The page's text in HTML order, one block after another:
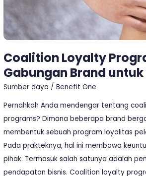
Coalition Loyalty
Gabungan Brand
Sumber daya /Benefit One
Pernahkah Anda mendengar tentang
programs? Dimana beberapa brand
membentuk sebuah program loyalitas
Pada prakteknya, hal ini membawa
pihak. Termasuk salah satunya adalah
pendapatan bisnis. Coalition loyalty